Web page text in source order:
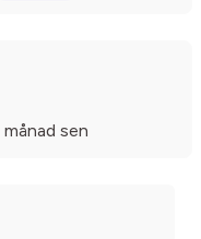
månad sen